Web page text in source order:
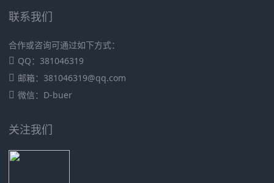
联系我们
合作或咨询可通过如下方式：
QQ：381046319
邮箱：381046319@qq.com
微信：D-buer
关注我们